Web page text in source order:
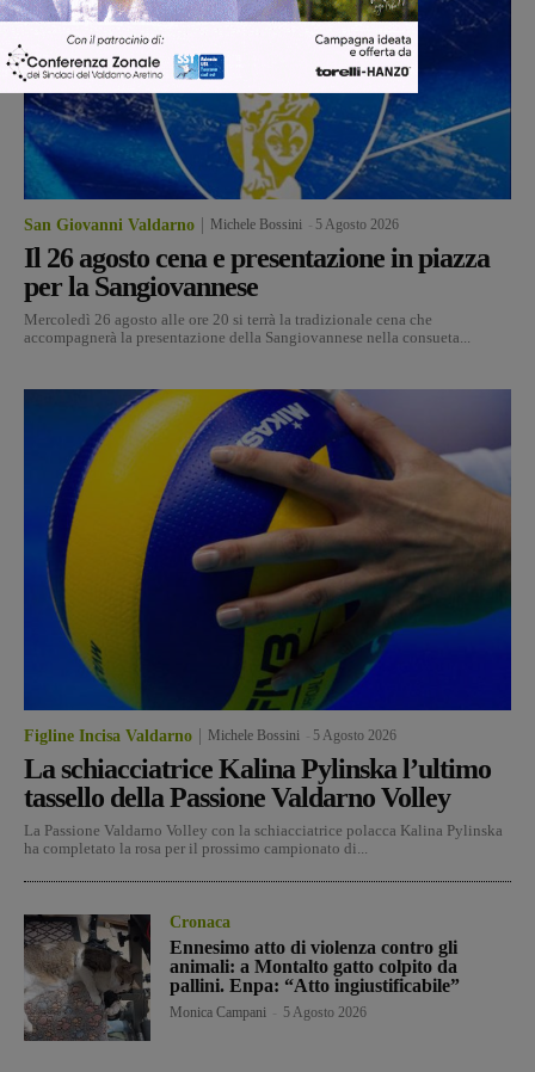
San Giovanni Valdarno Michele Bossini 5 Agosto 2026
Il 26 agosto cena e presentazione in piazza
per la Sangiovannese
Mercoledì 26 agosto alle ore 20 si terrà la tradizionale cena che
accompagnerà la presentazione della Sangiovannese nella consueta...
Figline Incisa Valdarno Michele Bossini 5 Agosto 2026
La schiacciatrice Kalina Pylinska l’ultimo
tassello della Passione Valdarno Volley
La Passione Valdarno Volley con la schiacciatrice polacca Kalina Pylinska
ha completato la rosa per il prossimo campionato di...
Cronaca
Ennesimo atto di violenza contro gli
animali: a Montalto gatto colpito da
pallini. Enpa: “Atto ingiustificabile”
Monica Campani 5 Agosto 2026